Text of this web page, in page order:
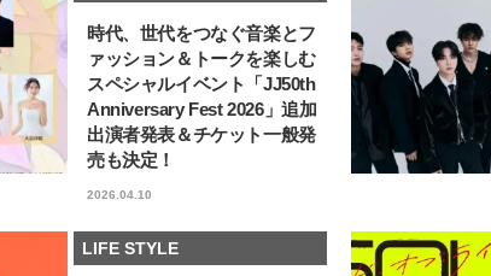
時代、世代をつなぐ音楽とフ
ァッション＆トークを楽しむ
スペシャルイベント「JJ50th
Anniversary Fest 2026」追加
出演者発表＆チケット一般発
売も決定！
2026.04.10
LIFE STYLE